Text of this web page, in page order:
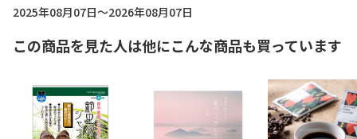
2025年08月07日～2026年08月07日
この商品を見た人は他にこんな商品も買っています